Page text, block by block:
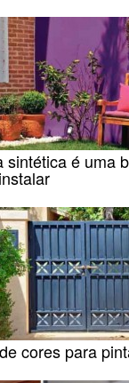
sintética é uma
cores para